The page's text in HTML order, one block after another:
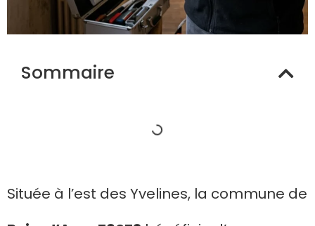
Sommaire
Située à l’est des Yvelines, la commune de